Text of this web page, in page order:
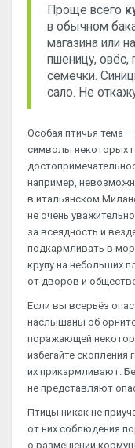
Проще всего
в обычном
магазина или
пшеницу,
семечки.
сало. Не
Особая птичья тема —
символы некоторых
например,
в итальянском
не очень
за всеядность и
подкармливать в
крупу на небольших
от дворов и
Если вы всерьёз
наслышаны об
поражающей
избегайте скопления
их прикармливают.
не представляют
Птицы никак не
от них соблюдения
о размещении